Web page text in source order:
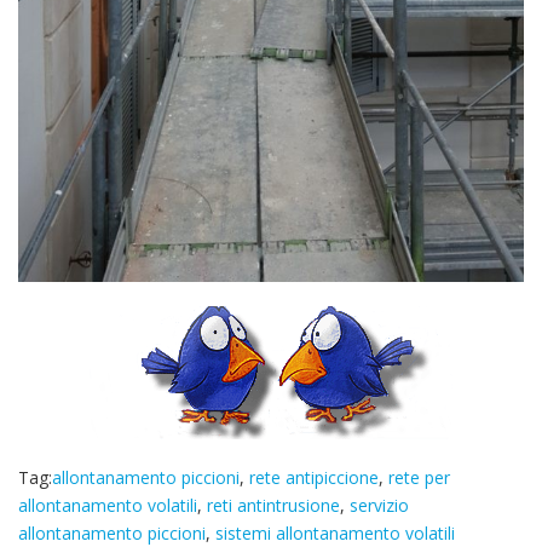
Tag:allontanamento piccioni, rete antipiccione, rete per
allontanamento volatili, reti antintrusione, servizio
allontanamento piccioni, sistemi allontanamento volatili